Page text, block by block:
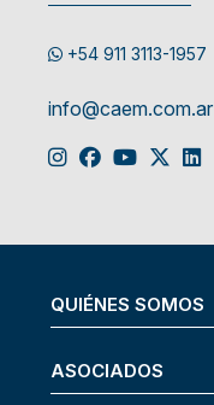
+54 911 3113-1957
info@caem.com.ar
QUIÉNES SOMOS
ASOCIADOS